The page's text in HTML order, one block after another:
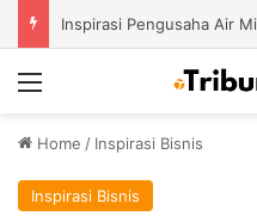
Home / Inspirasi Bisnis
Inspirasi Bisnis